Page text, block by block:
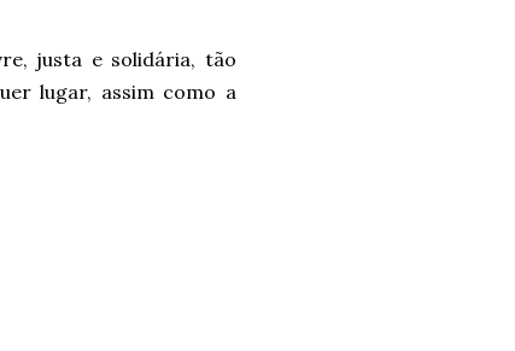
justa e solidária, tão
lugar, assim como a